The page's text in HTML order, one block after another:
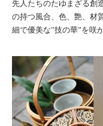
先人たちのたゆまざる創
の持つ風合、色、艶、材
細で優美な”技の華”を咲